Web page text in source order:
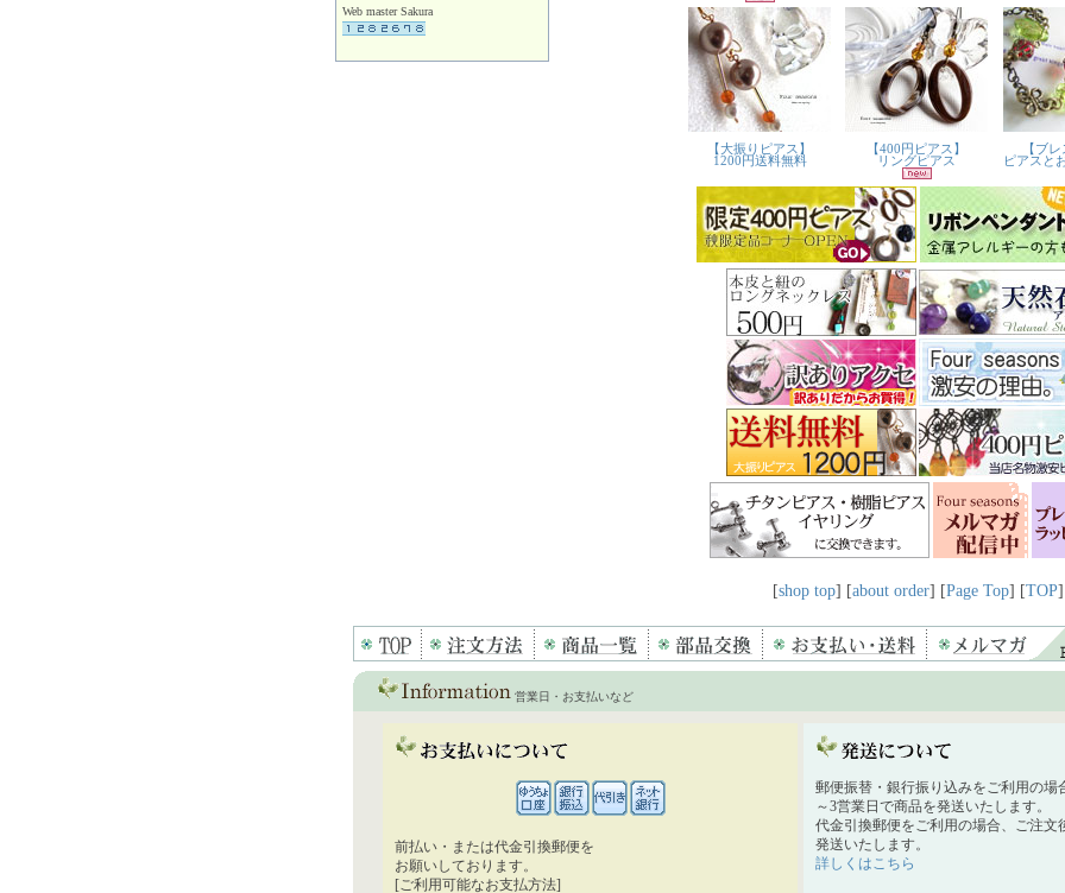
Web master Sakura
[shop top] [about order] [Page Top] [TOP]
営業日・お支払いなど
前払い・または代金引換郵便を
お願いしております。
[ご利用可能なお支払方法]
郵便振替・銀行振り込みをご利用の場
～3営業日で商品を発送いたします。
代金引換郵便をご利用の場合、ご注文
発送いたします。
詳しくはこちら